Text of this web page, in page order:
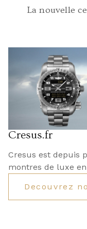
La nouvelle
Cresus.fr
Cresus est depuis
montres de luxe
Decouvrez